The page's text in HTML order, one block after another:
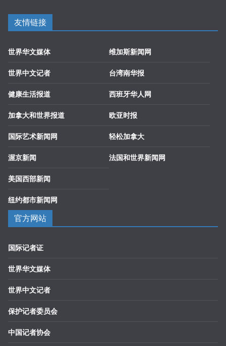
友情链接
世界华文媒体
世界中文记者
健康生活报道
加拿大和世界报道
国际艺术新闻网
渥京新闻
美国西部新闻
纽约都市新闻网
维加斯新闻网
台湾南华报
西班牙华人网
欧亚时报
轻松加拿大
法国和世界新闻网
官方网站
国际记者证
世界华文媒体
世界中文记者
保护记者委员会
中国记者协会